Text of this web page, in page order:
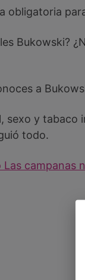
obligatoria
Bukowski?
a
sexo y
todo.
campanas